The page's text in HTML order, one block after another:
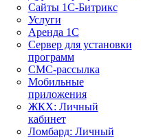
Сайты 1С-Битрикс
Услуги
Аренда 1С
Сервер для установки
программ
СМС-рассылка
Мобильные
приложения
ЖКХ: Личный
кабинет
Ломбард: Личный